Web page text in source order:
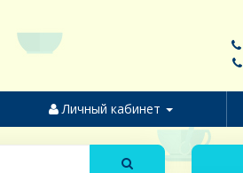
Личный кабинет